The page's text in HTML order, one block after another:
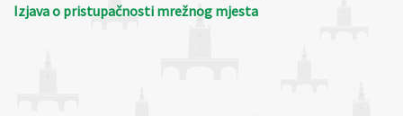
Izjava o pristupačnosti mrežnog mjesta